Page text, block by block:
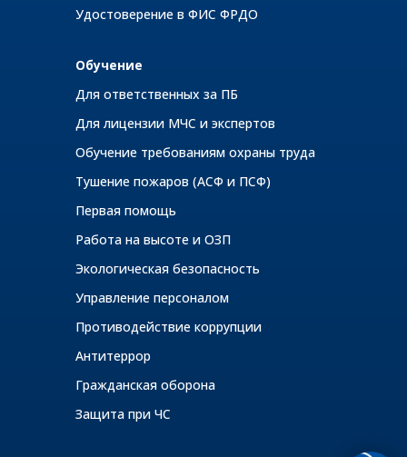
Экологическая безопасность
Антитеррор
Противодействие коррупции
Гражданская оборона
Защита при ЧС
Управление персоналом
Обучение
Для ответственных за ПБ
Тушение пожаров (АСФ и ПСФ)
Первая помощь
Работа на высоте и ОЗП
Для лицензии МЧС и экспертов
Обучение требованиям охраны труда
Удостоверение в ФИС ФРДО